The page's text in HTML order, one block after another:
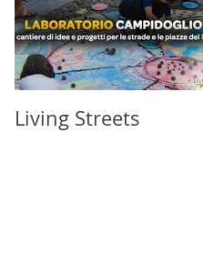
Living Streets